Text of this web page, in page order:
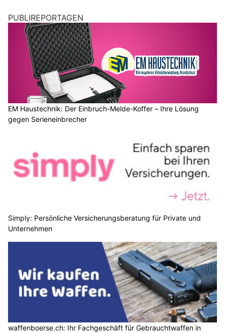
PUBLIREPORTAGEN
EM Haustechnik: Der Einbruch-Melde-Koffer – Ihre Lösung
gegen Serieneinbrecher
Simply: Persönliche Versicherungsberatung für Private und
Unternehmen
waffenboerse.ch: Ihr Fachgeschäft für Gebrauchtwaffen in